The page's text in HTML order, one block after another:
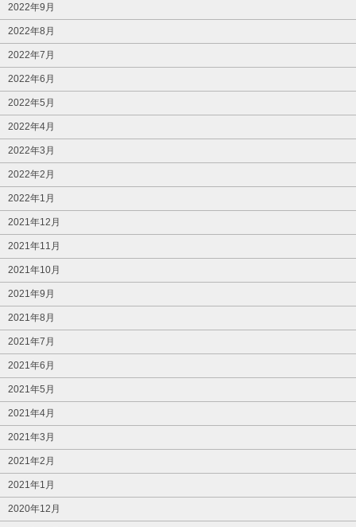
2022年9月
2022年8月
2022年7月
2022年6月
2022年5月
2022年4月
2022年3月
2022年2月
2022年1月
2021年12月
2021年11月
2021年10月
2021年9月
2021年8月
2021年7月
2021年6月
2021年5月
2021年4月
2021年3月
2021年2月
2021年1月
2020年12月